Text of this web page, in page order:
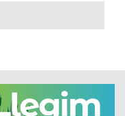
és de 0